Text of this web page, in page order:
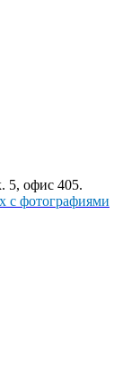
5, офис 405.
с фотографиями